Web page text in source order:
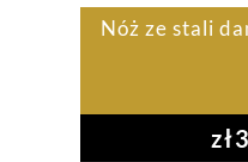
Nóż ze stali
zł